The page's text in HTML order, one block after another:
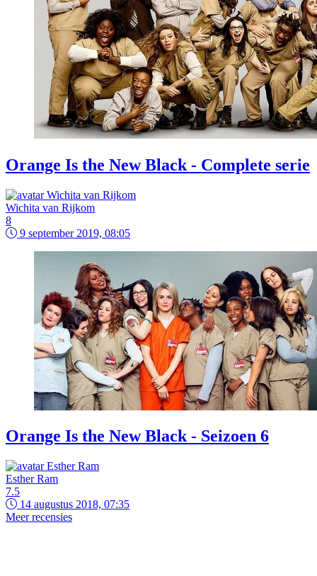
Orange Is the New Black - Complete serie
Wichita van Rijkom
8
9 september 2019, 08:05
Orange Is the New Black - Seizoen 6
Esther Ram
7.5
14 augustus 2018, 07:35
Meer recensies